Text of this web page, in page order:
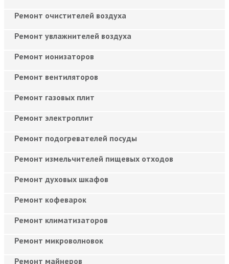
Ремонт очистителей воздуха
Ремонт увлажнителей воздуха
Ремонт ионизаторов
Ремонт вентиляторов
Ремонт газовых плит
Ремонт электроплит
Ремонт подогревателей посуды
Ремонт измельчителей пищевых отходов
Ремонт духовых шкафов
Ремонт кофеварок
Ремонт климатизаторов
Ремонт микроволновок
Ремонт майнеров